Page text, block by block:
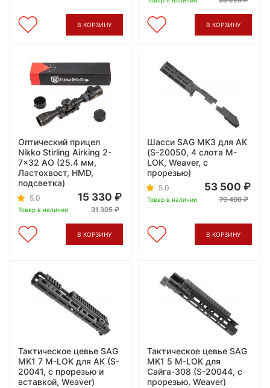
В КОРЗИНУ В КОРЗИНУ
Оптический прицел
Nikko Stirling Airking 2-
7x32 АО (25.4 мм,
Ластохвост, HMD,
подсветка)
5.0
Товар в наличии
15 330
31 305
В КОРЗИНУ
Шасси SAG MK3 для АК
(S-20050, 4 слота M-
LOK, Weaver, с
прорезью)
5.0
Товар в наличии
53 500
79 400
В КОРЗИНУ
Тактическое цевье SAG
MK1 7 М-LOK для АК (S-
20041, с прорезью и
вставкой, Weaver)
Тактическое цевье SAG
MK1 5 М-LOK для
Сайга-308 (S-20044, с
прорезью, Weaver)